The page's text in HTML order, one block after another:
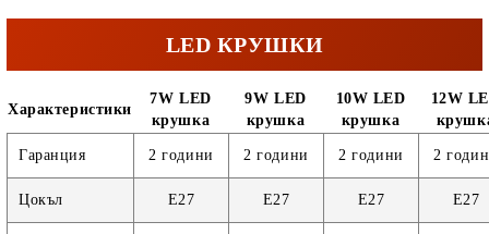
LED КРУШКИ
Характеристики
7W LED
крушка
9W LED
крушка
10W LED
крушка
12W
Гаранция 2 години 2 години 2 години 2
Цокъл E27 E27 E27 E27